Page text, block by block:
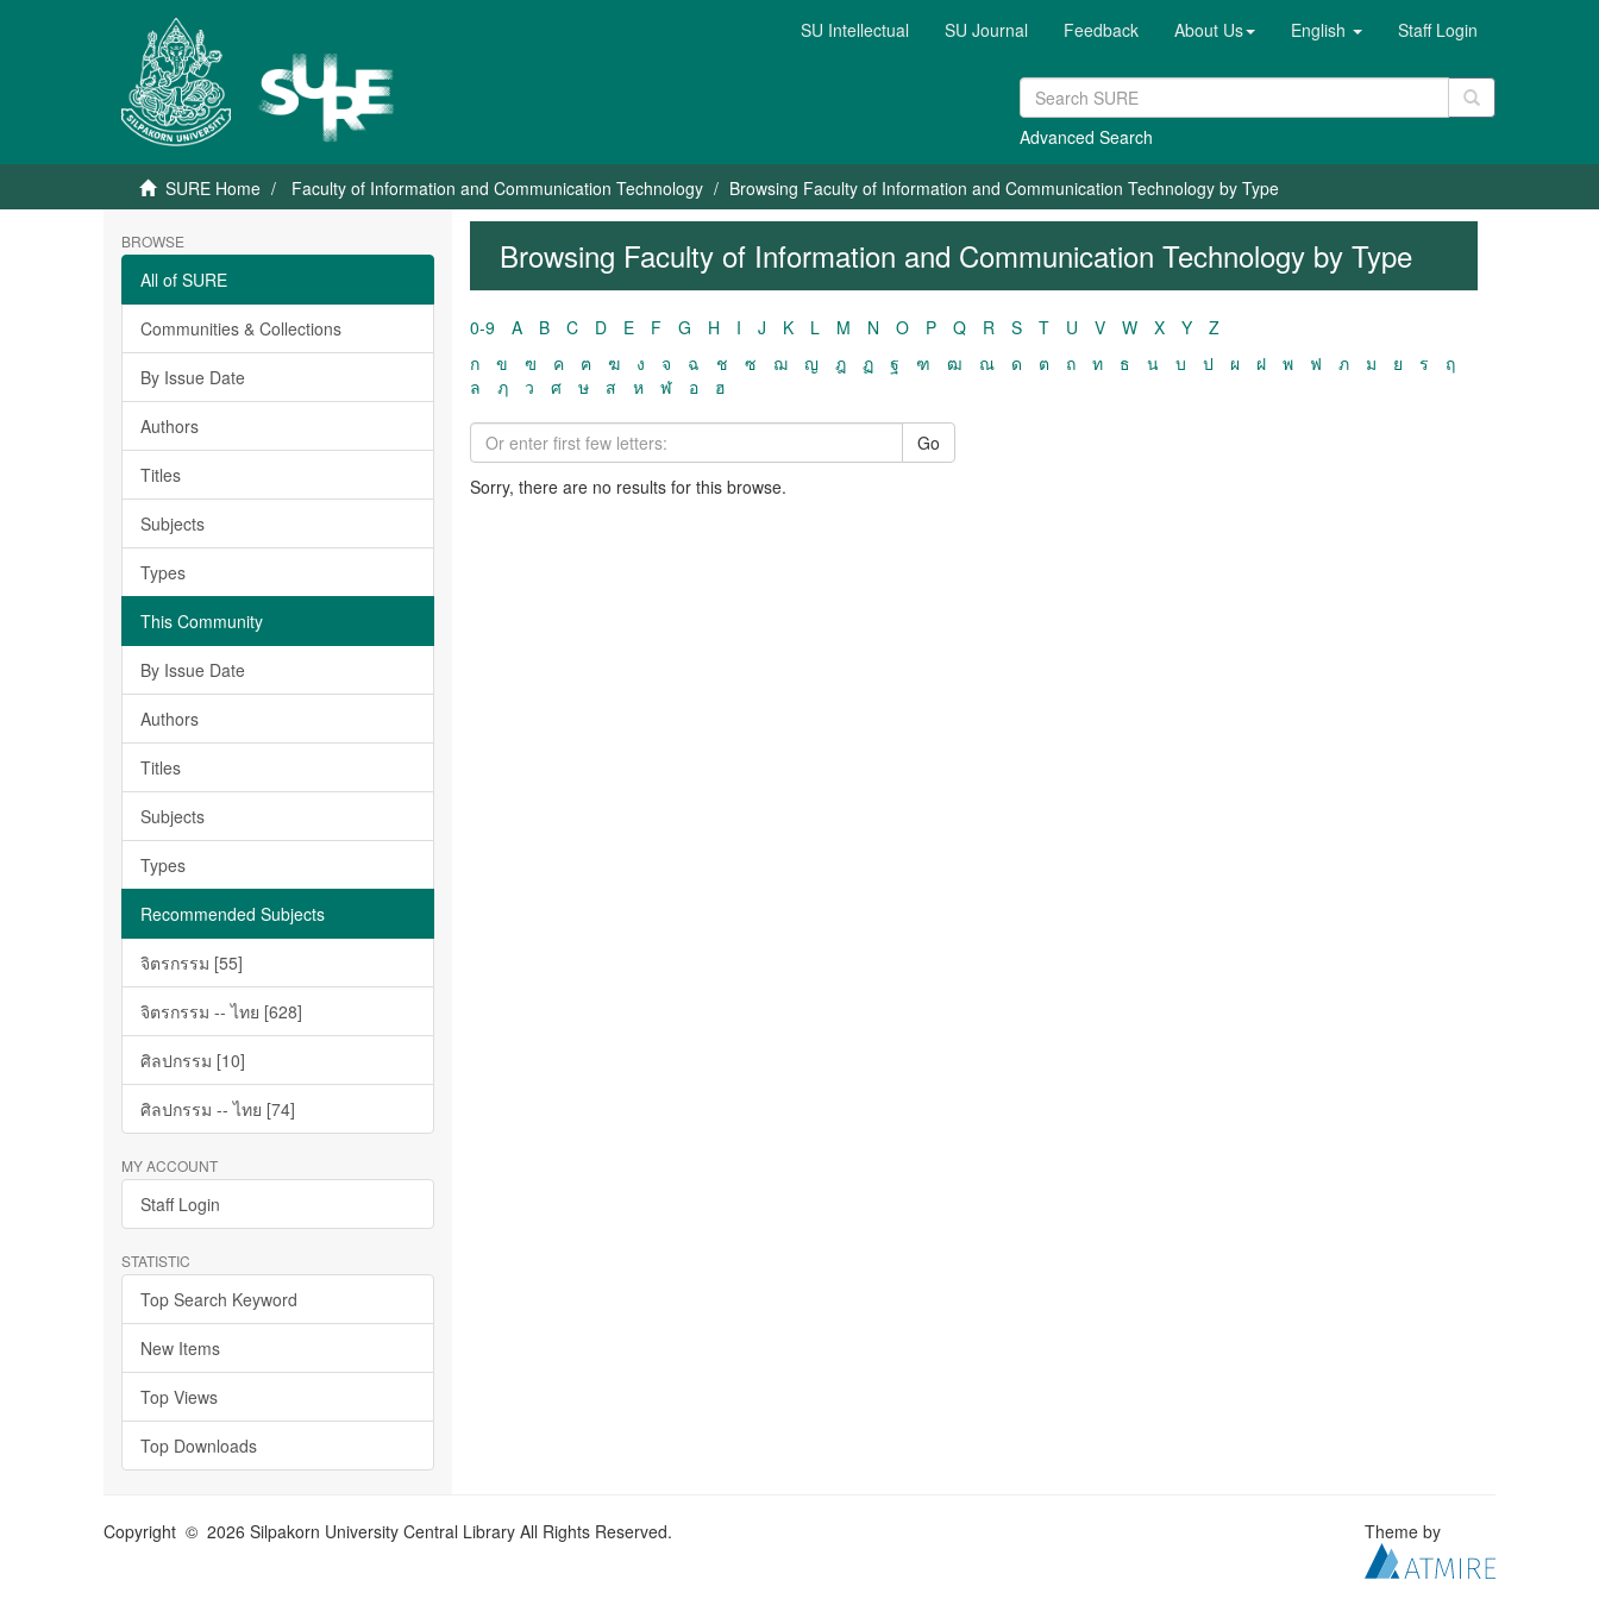
SU Intellectual SU Journal Feedback About Us English Staff Login
Advanced Search
SURE Home Faculty of Information and Communication Technology Browsing Faculty of Information and Communication Technology by Type
BROWSE
All of SURE
Communities & Collections
By Issue Date
Authors
Titles
Subjects
Types
This Community
By Issue Date
Authors
Titles
Subjects
Types
Recommended Subjects
จิตรกรรม [55]
จิตรกรรม -- ไทย [628]
ศิลปกรรม [10]
ศิลปกรรม -- ไทย [74]
MY ACCOUNT
Staff Login
STATISTIC
Top Search Keyword
New Items
Top Views
Top Downloads
Browsing Faculty of Information and Communication Technology by Type
0-9 A B C D E F G H I J K L M N O P Q R S T U V W X Y
Z
ก
ข ฃ ค ฅ ฆ ง จ ฉ ช ซ ฌ ญ ฎ ฏ ฐ ฑ ฒ ณ ด ต ถ ท ธ น บ ป ผ ฝ พ ฟ ภ ม ย ร
ฤ
ล
ฦ ว ศ ษ ส ห ฬ อ ฮ
Go
Sorry, there are no results for this browse.
Copyright © 2026 Silpakorn University Central Library All Rights Reserved. Theme by